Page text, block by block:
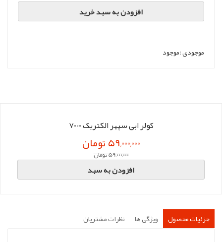
افزودن به سبد خرید
موجودی :موجود
کولر ابی سپهر الکتریک 7000
59,000,000 تومان
59,000,000 تومان
افزودن به سبد
جزئیات محصول ویژگی ها نظرات مشتریان